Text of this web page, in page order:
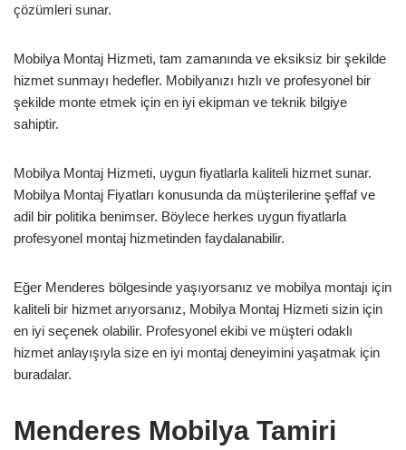
çözümleri sunar.
Mobilya Montaj Hizmeti, tam zamanında ve eksiksiz bir şekilde
hizmet sunmayı hedefler. Mobilyanızı hızlı ve profesyonel bir
şekilde monte etmek için en iyi ekipman ve teknik bilgiye
sahiptir.
Mobilya Montaj Hizmeti, uygun fiyatlarla kaliteli hizmet sunar.
Mobilya Montaj Fiyatları konusunda da müşterilerine şeffaf ve
adil bir politika benimser. Böylece herkes uygun fiyatlarla
profesyonel montaj hizmetinden faydalanabilir.
Eğer Menderes bölgesinde yaşıyorsanız ve mobilya montajı için
kaliteli bir hizmet arıyorsanız, Mobilya Montaj Hizmeti sizin için
en iyi seçenek olabilir. Profesyonel ekibi ve müşteri odaklı
hizmet anlayışıyla size en iyi montaj deneyimini yaşatmak için
buradalar.
Menderes Mobilya Tamiri